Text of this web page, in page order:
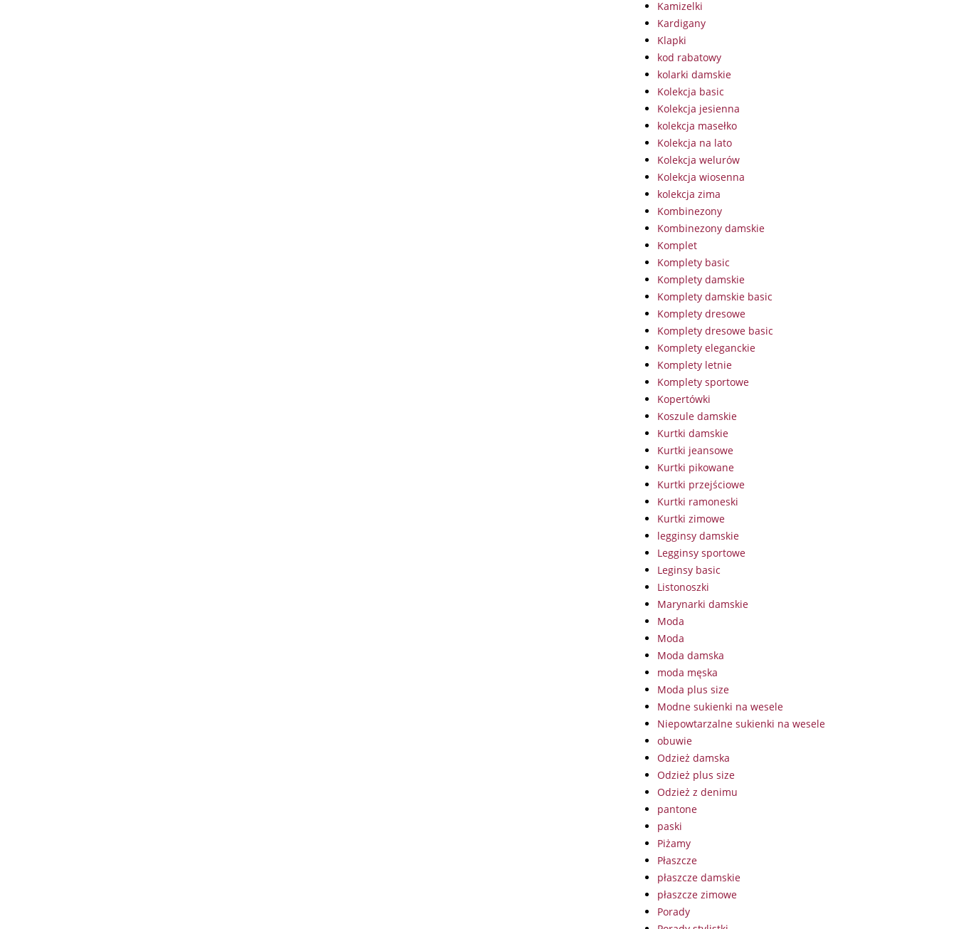
Kamizelki
Kardigany
Klapki
kod rabatowy
kolarki damskie
Kolekcja basic
Kolekcja jesienna
kolekcja masełko
Kolekcja na lato
Kolekcja welurów
Kolekcja wiosenna
kolekcja zima
Kombinezony
Kombinezony damskie
Komplet
Komplety basic
Komplety damskie
Komplety damskie basic
Komplety dresowe
Komplety dresowe basic
Komplety eleganckie
Komplety letnie
Komplety sportowe
Kopertówki
Koszule damskie
Kurtki damskie
Kurtki jeansowe
Kurtki pikowane
Kurtki przejściowe
Kurtki ramoneski
Kurtki zimowe
legginsy damskie
Legginsy sportowe
Leginsy basic
Listonoszki
Marynarki damskie
Moda
Moda
Moda damska
moda męska
Moda plus size
Modne sukienki na wesele
Niepowtarzalne sukienki na wesele
obuwie
Odzież damska
Odzież plus size
Odzież z denimu
pantone
paski
Piżamy
Płaszcze
płaszcze damskie
płaszcze zimowe
Porady